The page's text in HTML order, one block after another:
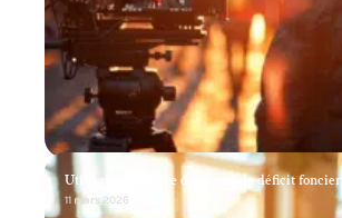
Utilisation efficace du report de déficit foncier
11 mars 2026